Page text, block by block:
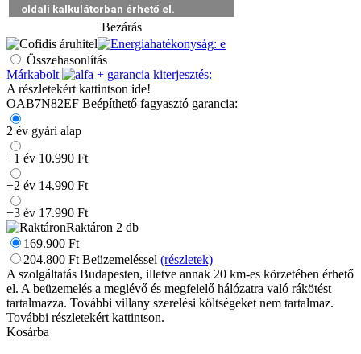
Bezárás
Összehasonlítás
Márkabolt
+ garancia kiterjesztés:
A részletekért kattintson ide!
OAB7N82EF Beépíthető fagyasztó garancia:
2 év gyári alap
+1 év 10.990 Ft
+2 év 14.990 Ft
+3 év 17.990 Ft
Raktáron 2 db
169.900 Ft
204.800 Ft Beüzemeléssel (részletek)
A szolgáltatás Budapesten, illetve annak 20 km-es körzetében érhető
el. A beüzemelés a meglévő és megfelelő hálózatra való rákötést
tartalmazza. További villany szerelési költségeket nem tartalmaz.
További részletekért kattintson.
Kosárba